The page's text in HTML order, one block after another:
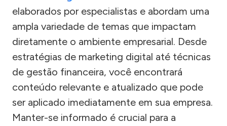
elaborados por especialistas e abordam uma
ampla variedade de temas que impactam
diretamente o ambiente empresarial. Desde
estratégias de marketing digital até técnicas
de gestão financeira, você encontrará
conteúdo relevante e atualizado que pode
ser aplicado imediatamente em sua empresa.
Manter-se informado é crucial para a